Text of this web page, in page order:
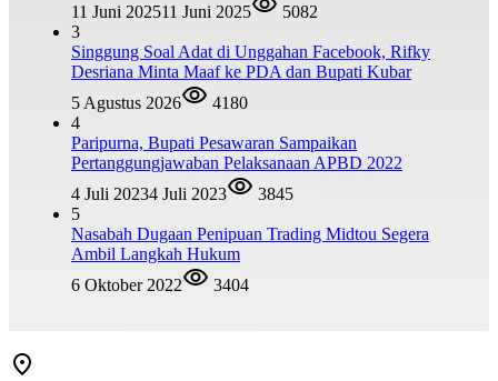
11 Juni 202511 Juni 2025
5082
3
Singgung Soal Adat di Unggahan Facebook, Rifky
Desriana Minta Maaf ke PDA dan Bupati Kubar
5 Agustus 2026
4180
4
Paripurna, Bupati Pesawaran Sampaikan
Pertanggungjawaban Pelaksanaan APBD 2022
4 Juli 20234 Juli 2023
3845
5
Nasabah Dugaan Penipuan Trading Midtou Segera
Ambil Langkah Hukum
6 Oktober 2022
3404